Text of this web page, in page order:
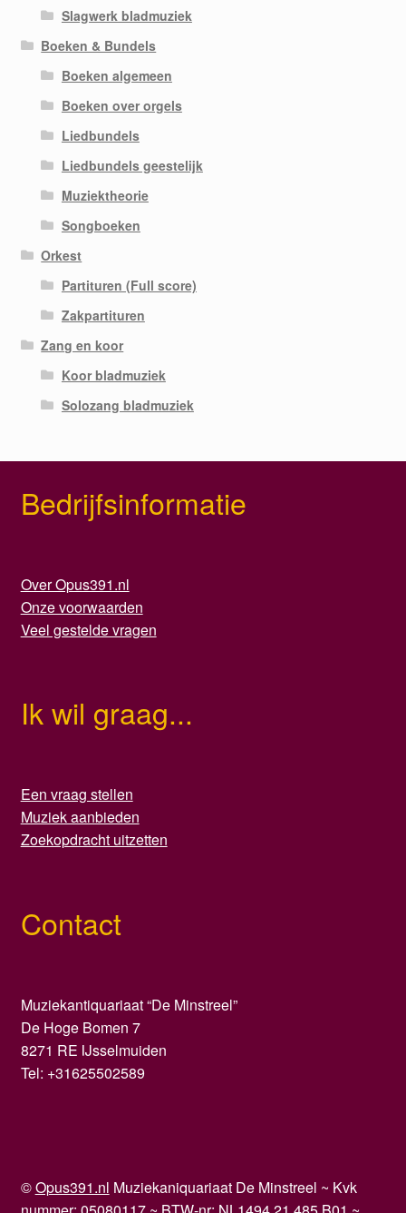
Slagwerk bladmuziek
Boeken & Bundels
Boeken algemeen
Boeken over orgels
Liedbundels
Liedbundels geestelijk
Muziektheorie
Songboeken
Orkest
Partituren (Full score)
Zakpartituren
Zang en koor
Koor bladmuziek
Solozang bladmuziek
Bedrijfsinformatie
Over Opus391.nl
Onze voorwaarden
Veel gestelde vragen
Ik wil graag...
Een vraag stellen
Muziek aanbieden
Zoekopdracht uitzetten
Contact
Muziekantiquariaat “De Minstreel”
De Hoge Bomen 7
8271 RE IJsselmuiden
Tel: +31625502589
©Opus391.nl Muziekaniquariaat De Minstreel ~ Kvk